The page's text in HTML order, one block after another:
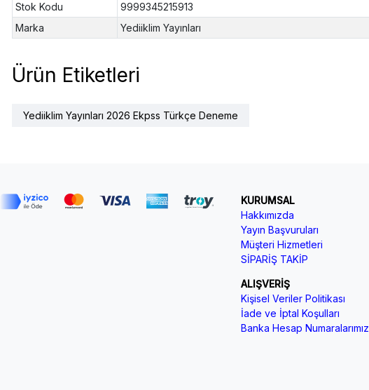
Stok Kodu
9999345215913
Marka
Yediiklim Yayınları
Ürün Etiketleri
Yediiklim Yayınları 2026 Ekpss Türkçe Deneme
KURUMSAL
Hakkımızda
Yayın Başvuruları
Müşteri Hizmetleri
SİPARİŞ TAKİP
ALIŞVERİŞ
Kişisel Veriler Politikası
İade ve İptal Koşulları
Banka Hesap Numaralarımız